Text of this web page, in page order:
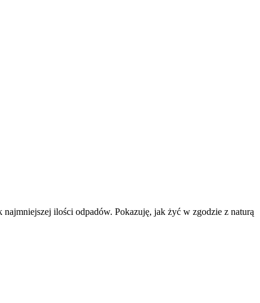
ilości odpadów. Pokazuję, jak żyć w zgodzie z naturą